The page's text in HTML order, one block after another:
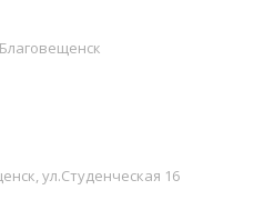
ул.Студенческая 16